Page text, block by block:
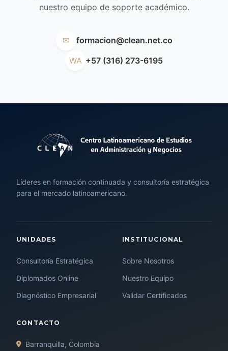
nuestro equipo de soporte académico.
✉
formacion@clean.net.co
WA +57 (316) 273-6195
Líderes en formación continuada y consultoría estratégica
para el mercado latinoamericano.
UNIDADES
Consultoría Estratégica
Diplomados Online
Diagnóstico Empresarial
INSTITUCIONAL
Sobre Nosotros
Nuestro Equipo
Validar Certificados
CONTACTO
Barranquilla, Colombia